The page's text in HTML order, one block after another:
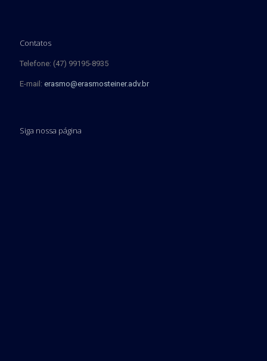
Contatos
Telefone: (47) 99195-8935
E-mail: erasmo@erasmosteiner.adv.br
Siga nossa página